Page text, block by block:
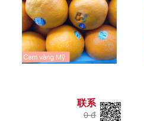
联系
0 đ